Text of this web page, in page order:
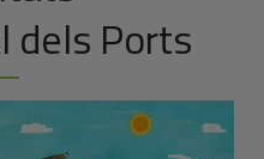
dels Ports